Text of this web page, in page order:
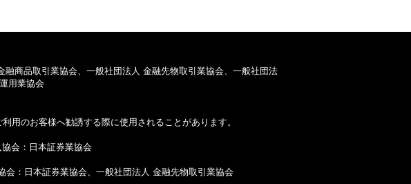
商品取引業協会、一般社団法人 金融先物取引業協会、一般社団法
用業協会
用のお客様へ勧誘する際に使用されることがあります。
会：日本証券業協会
：日本証券業協会、一般社団法人 金融先物取引業協会